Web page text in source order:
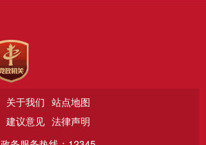
关于我们 站点地图
建议意见 法律声明